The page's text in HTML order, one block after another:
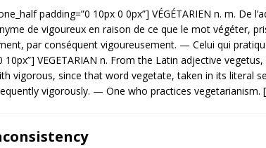
padding=”0 10px 0 0px”] VÉGÉTARIEN n. m. De
de vigoureux en raison de ce que le mot végéter,
par conséquent vigoureusement. — Celui qui
VEGETARIAN n. From the Latin adjective
vigorous, since that word vegetate, taken in its literal
vigorously. — One who practices vegetarianism.